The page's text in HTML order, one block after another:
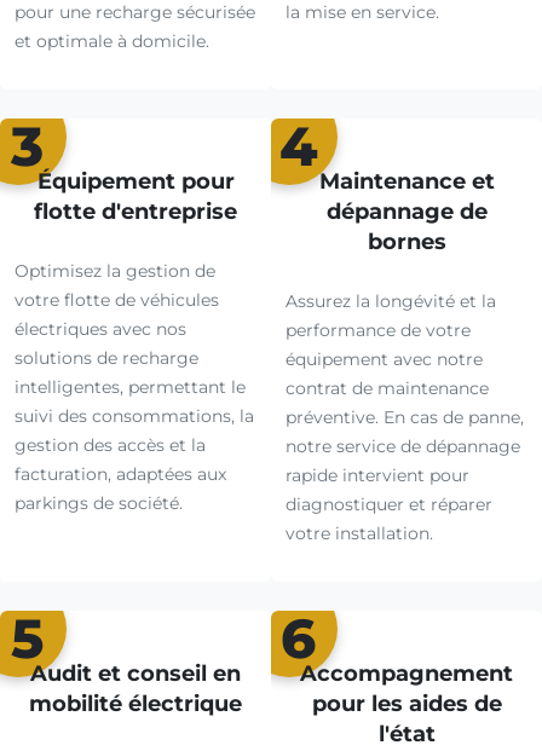
pour une recharge sécurisée
et optimale à domicile.
la mise en service.
3
Équipement pour
flotte d'entreprise
Optimisez la gestion de
votre flotte de véhicules
électriques avec nos
solutions de recharge
intelligentes, permettant le
suivi des consommations, la
gestion des accès et la
facturation, adaptées aux
parkings de société.
4
Maintenance et
dépannage de
bornes
Assurez la longévité et la
performance de votre
équipement avec notre
contrat de maintenance
préventive. En cas de panne,
notre service de dépannage
rapide intervient pour
diagnostiquer et réparer
votre installation.
5
Audit et conseil en
mobilité électrique
6
Accompagnement
pour les aides de
l'état